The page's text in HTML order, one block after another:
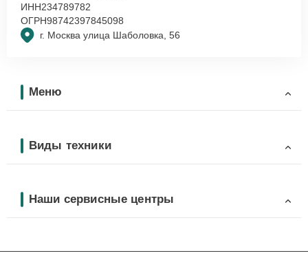
г. Москва улица Шаболовка, 56
ИНН234789782
ОГРН98742397845098
Меню
Виды техники
Наши сервисные центры